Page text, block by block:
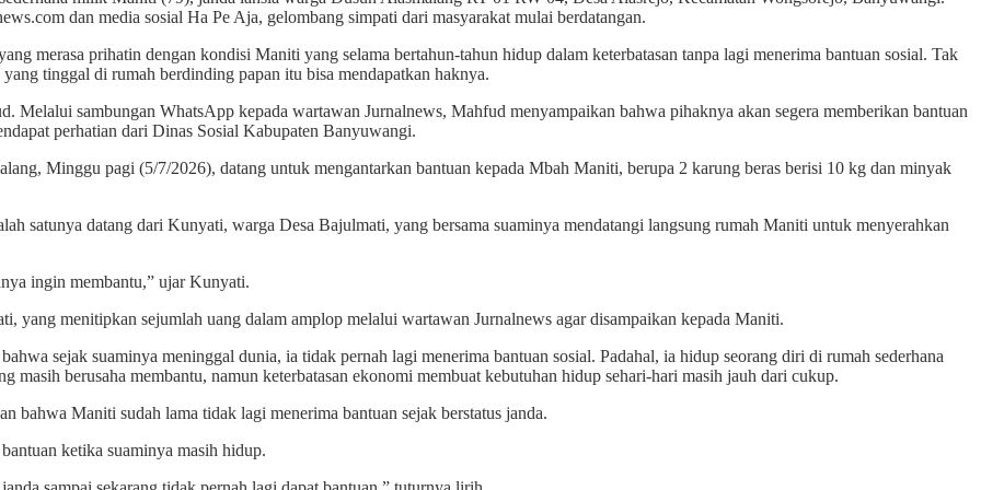
dan media sosial Ha Pe Aja, gelombang simpati dari masyarakat mulai berdatangan.
merasa prihatin dengan kondisi Maniti yang selama bertahun-tahun hidup dalam keterbatasan tanpa lagi menerima bantuan sosial. Tak
tinggal di rumah berdinding papan itu bisa mendapatkan haknya.
Melalui sambungan WhatsApp kepada wartawan Jurnalnews, Mahfud menyampaikan bahwa pihaknya akan segera memberikan bantuan
perhatian dari Dinas Sosial Kabupaten Banyuwangi.
Minggu pagi (5/7/2026), datang untuk mengantarkan bantuan kepada Mbah Maniti, berupa 2 karung beras berisi 10 kg dan minyak
satunya datang dari Kunyati, warga Desa Bajulmati, yang bersama suaminya mendatangi langsung rumah Maniti untuk menyerahkan
ingin membantu,” ujar Kunyati.
yang menitipkan sejumlah uang dalam amplop melalui wartawan Jurnalnews agar disampaikan kepada Maniti.
sejak suaminya meninggal dunia, ia tidak pernah lagi menerima bantuan sosial. Padahal, ia hidup seorang diri di rumah sederhana
berusaha membantu, namun keterbatasan ekonomi membuat kebutuhan hidup sehari-hari masih jauh dari cukup.
Maniti sudah lama tidak lagi menerima bantuan sejak berstatus janda.
ketika suaminya masih hidup.